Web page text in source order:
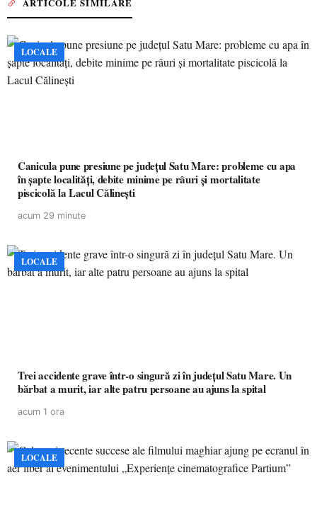
LOCALE
Canicula pune presiune pe județul Satu Mare: probleme cu apa
în șapte localități, debite minime pe râuri și mortalitate
piscicolă la Lacul Călinești
acum 29 minute
LOCALE
Trei accidente grave într-o singură zi în județul Satu Mare. Un
bărbat a murit, iar alte patru persoane au ajuns la spital
acum 1 ora
LOCALE